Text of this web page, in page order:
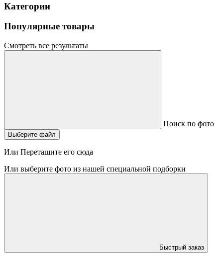
Категории
Популярные товары
Смотреть все результаты
Поиск по фото
Выберите файл
Или Перетащите его сюда
Или выберите фото из нашей специальной подборки
Быстрый заказ